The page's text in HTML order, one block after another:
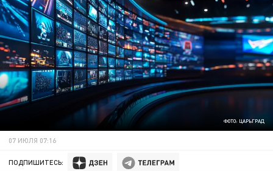
ФОТО: ЦАРЬГРАД
07 ИЮЛЯ 07:16
ПОДПИШИТЕСЬ: